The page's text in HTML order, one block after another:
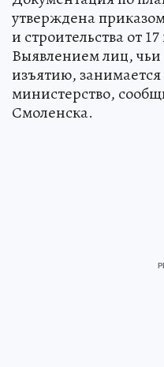
утверждена
и строительства от
Выявлением лиц, чьи
изъятию,
министерство,
Смоленска.